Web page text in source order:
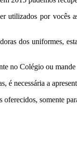
utilizados por
dos uniformes,
no Colégio ou
é necessária a
somente